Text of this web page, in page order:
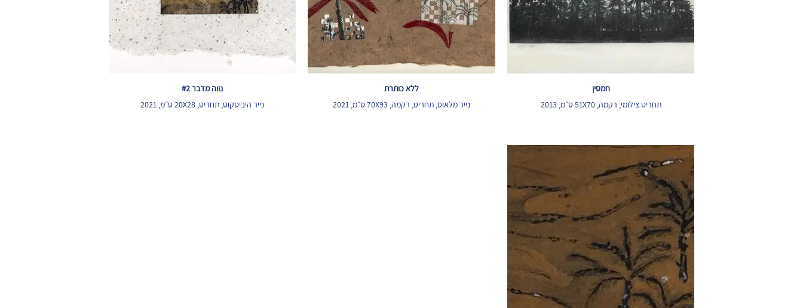
חמסין
תחריט צילומי, רקמה, 51X70 ס״מ, 2013
ללא כותרת
נייר מלאוס, תחריט, רקמה, 70X93 ס״מ, 2021
נווה מדבר #2
נייר היביסקוס, תחריט, 20X28 ס״מ, 2021